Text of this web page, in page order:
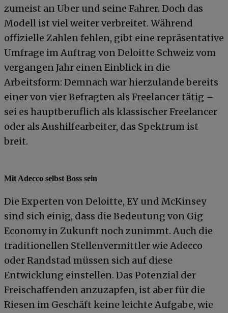
zumeist an Uber und seine Fahrer. Doch das
Modell ist viel weiter verbreitet. Während
offizielle Zahlen fehlen, gibt eine repräsentative
Umfrage im Auftrag von Deloitte Schweiz vom
vergangen Jahr einen Einblick in die
Arbeitsform: Demnach war hierzulande bereits
einer von vier Befragten als Freelancer tätig –
sei es hauptberuflich als klassischer Freelancer
oder als Aushilfearbeiter, das Spektrum ist
breit.
Mit Adecco selbst Boss sein
Die Experten von Deloitte, EY und McKinsey
sind sich einig, dass die Bedeutung von Gig
Economy in Zukunft noch zunimmt. Auch die
traditionellen Stellenvermittler wie Adecco
oder Randstad müssen sich auf diese
Entwicklung einstellen. Das Potenzial der
Freischaffenden anzuzapfen, ist aber für die
Riesen im Geschäft keine leichte Aufgabe, wie